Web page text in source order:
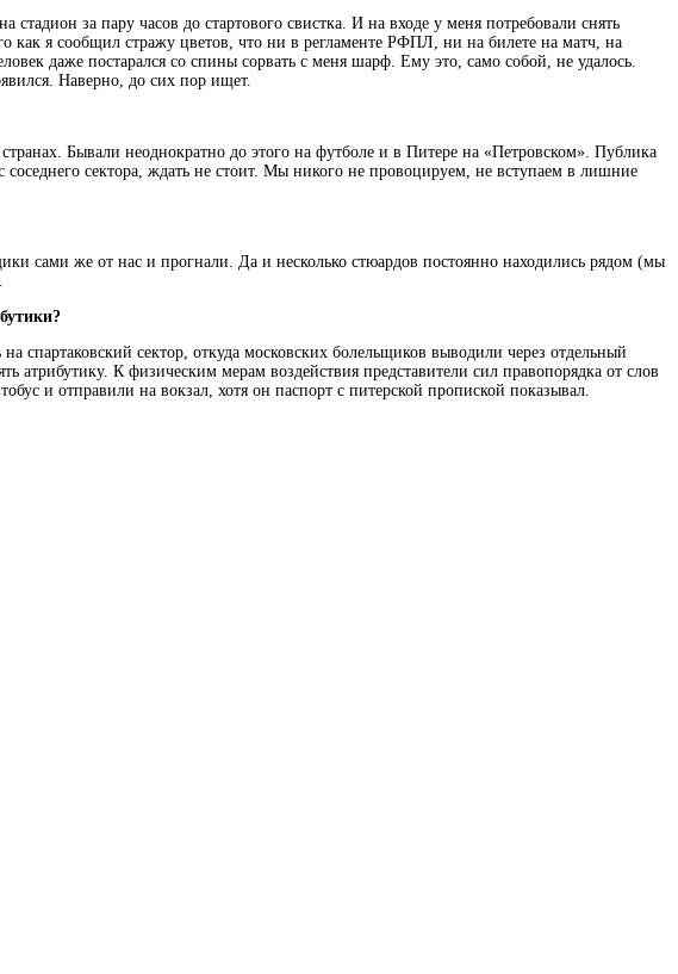
за пару часов до стартового свистка. И на входе у меня потребовали снять
как я сообщил стражу цветов, что ни в регламенте РФПЛ, ни на билете на матч, на
даже постарался со спины сорвать с меня шарф. Ему это, само собой, не удалось.
Наверно, до сих пор ищет.
Бывали неоднократно до этого на футболе и в Питере на «Петровском». Публика
сектора, ждать не стоит. Мы никого не провоцируем, не вступаем в лишние
сами же от нас и прогнали. Да и несколько стюардов постоянно находились рядом (мы
сектор, откуда московских болельщиков выводили через отдельный
атрибутику. К физическим мерам воздействия представители сил правопорядка от слов
и отправили на вокзал, хотя он паспорт с питерской пропиской показывал.